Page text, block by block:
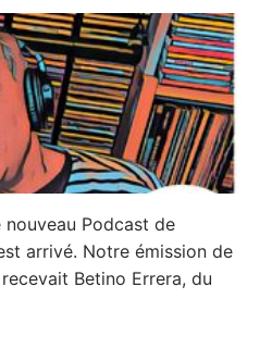
Podcast de
arrivé. Notre émission de
Betino Errera, du